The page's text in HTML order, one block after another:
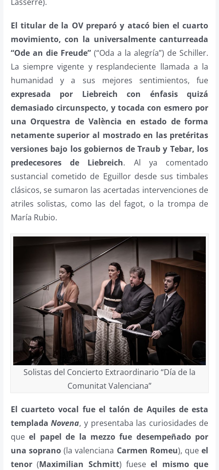
El titular de la OV preparó y atacó bien el cuarto
movimiento, con la universalmente canturreada
“Ode an die Freude”(“Oda a la alegría”) de Schiller.
La siempre vigente y resplandeciente llamada a la
humanidad y a sus mejores sentimientos, fue
expresada por Liebreich con énfasis quizá
demasiado circunspecto, y tocada con esmero por
una Orquestra de València en estado de forma
netamente superior al mostrado en las pretéritas
versiones bajo los gobiernos de Traub y Tebar, los
predecesores de Liebreich. Al ya comentado
sustancial cometido de Eguillor desde sus timbales
clásicos, se sumaron las acertadas intervenciones de
atriles solistas, como las del fagot, o la trompa de
María Rubio.
Solistas del Concierto Extraordinario “Día de la
Comunitat Valenciana”
El cuarteto vocal fue el talón de Aquiles de esta
templadaNovena, y presentaba las curiosidades de
queel papel de la mezzo fue desempeñado por
una soprano(la valenciana Carmen Romeu), queel
tenor(Maximilian Schmitt) fueseel mismo que